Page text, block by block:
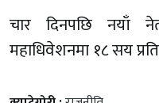
चार दिनपछि नयाँ
महाधिवेशनमा १८ सय